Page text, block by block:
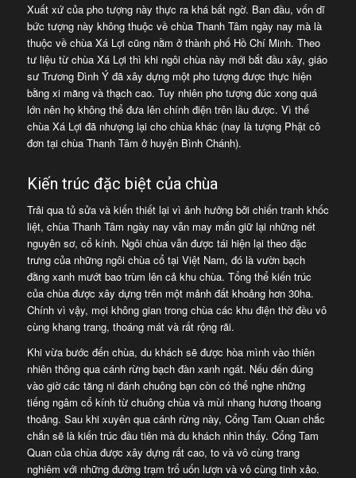
Xuất xứ của pho tượng này thực ra khá bất ngờ. Ban đầu, vốn dĩ
bức tượng này không thuộc về chùa Thanh Tâm ngày nay mà là
thuộc về chùa Xá Lợi cũng nằm ở thành phố Hồ Chí Minh. Theo
tư liệu từ chùa Xá Lợi thì khi ngôi chùa này mới bắt đầu xây, giáo
sư Trương Đình Ý đã xây dựng một pho tượng được thực hiện
bằng xi măng và thạch cao. Tuy nhiên pho tượng đúc xong quá
lớn nên họ không thể đưa lên chính điện trên lầu được. Vì thế
chùa Xá Lợi đã nhượng lại cho chùa khác (nay là tượng Phật cô
đơn tại chùa Thanh Tâm ở huyện Bình Chánh).
Kiến trúc đặc biệt của chùa
Trải qua tủ sửa và kiến thiết lại vì ảnh hưởng bởi chiến tranh khốc
liệt, chùa Thanh Tâm ngày nay vẫn may mắn giữ lại những nét
nguyên sơ, cổ kính. Ngôi chùa vẫn được tái hiện lại theo đặc
trưng của những ngôi chùa cổ tại Việt Nam, đó là vườn bạch
đằng xanh mướt bao trùm lên cả khu chùa. Tổng thể kiến trúc
của chùa được xây dựng trên một mảnh đất khoảng hơn 30ha.
Chính vì vậy, mọi không gian trong chùa các khu điện thờ đều vô
cùng khang trang, thoáng mát và rất rộng rãi.
Khi vừa bước đến chùa, du khách sẽ được hòa mình vào thiên
nhiên thông qua cánh rừng bạch đàn xanh ngát. Nếu đến đúng
vào giờ các tăng ni đánh chuông bạn còn có thể nghe những
tiếng ngâm cổ kính từ chuông chùa và mùi nhang hương thoang
thoảng. Sau khi xuyên qua cánh rừng này, Cổng Tam Quan chắc
chắn sẽ là kiến trúc đầu tiên mà du khách nhìn thấy. Cổng Tam
Quan của chùa được xây dựng rất cao, to và vô cùng trang
nghiêm với những đường trạm trổ uốn lượn và vô cùng tinh xảo.